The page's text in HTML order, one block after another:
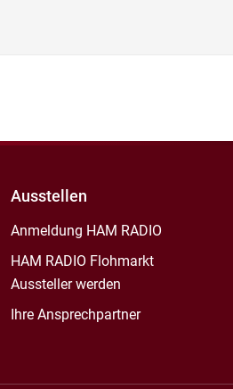
Ausstellen
Anmeldung HAM RADIO
HAM RADIO Flohmarkt
Aussteller werden
Ihre Ansprechpartner